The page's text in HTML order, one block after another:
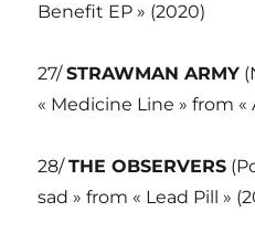
Benefit EP » (2020)
27/STRAWMAN ARMY
« Medicine Line » from «
28/THE OBSERVERS
sad » from « Lead Pill »